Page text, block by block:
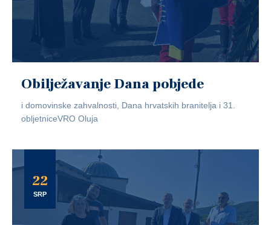
Obilježavanje Dana pobjede
i domovinske zahvalnosti, Dana hrvatskih branitelja i 31.
obljetniceVRO Oluja
22
SRP